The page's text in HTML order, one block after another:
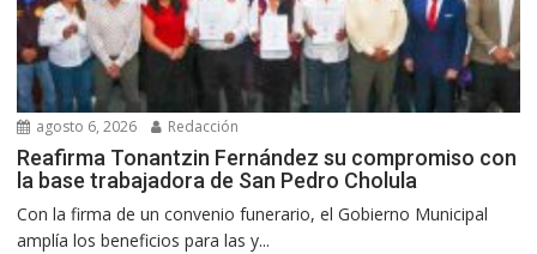
agosto 6, 2026 Redacción
Reafirma Tonantzin Fernández su compromiso con
la base trabajadora de San Pedro Cholula
Con la firma de un convenio funerario, el Gobierno Municipal
amplía los beneficios para las y...